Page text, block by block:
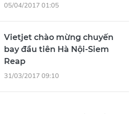
05/04/2017 01:05
Vietjet chào mừng chuyến
bay đầu tiên Hà Nội-Siem
Reap
31/03/2017 09:10